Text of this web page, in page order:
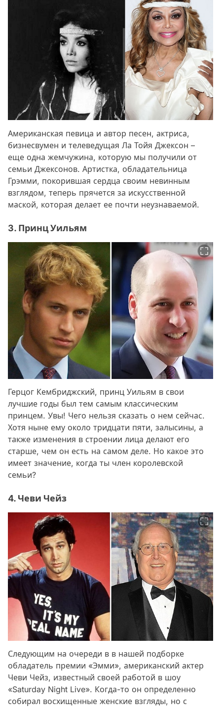
Американская певица и автор песен, актриса,
бизнесвумен и телеведущая Ла Тойя Джексон –
еще одна жемчужина, которую мы получили от
семьи Джексонов. Артистка, обладательница
Грэмми, покорившая сердца своим невинным
взглядом, теперь прячется за искусственной
маской, которая делает ее почти неузнаваемой.
3. Принц Уильям
Герцог Кембриджский, принц Уильям в свои
лучшие годы был тем самым классическим
принцем. Увы! Чего нельзя сказать о нем сейчас.
Хотя ныне ему около тридцати пяти, залысины, а
также изменения в строении лица делают его
старше, чем он есть на самом деле. Но какое это
имеет значение, когда ты член королевской
семьи?
4. Чеви Чейз
Следующим на очереди в в нашей подборке
обладатель премии «Эмми», американский актер
Чеви Чейз, известный своей работой в шоу
«Saturday Night Live». Когда-то он определенно
собирал восхищенные женские взгляды, но с